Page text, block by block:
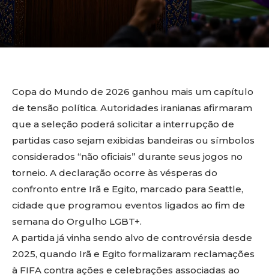
Copa do Mundo de 2026 ganhou mais um capítulo
de tensão política. Autoridades iranianas afirmaram
que a seleção poderá solicitar a interrupção de
partidas caso sejam exibidas bandeiras ou símbolos
considerados “não oficiais” durante seus jogos no
torneio. A declaração ocorre às vésperas do
confronto entre Irã e Egito, marcado para Seattle,
cidade que programou eventos ligados ao fim de
semana do Orgulho LGBT+.
A partida já vinha sendo alvo de controvérsia desde
2025, quando Irã e Egito formalizaram reclamações
à FIFA contra ações e celebrações associadas ao